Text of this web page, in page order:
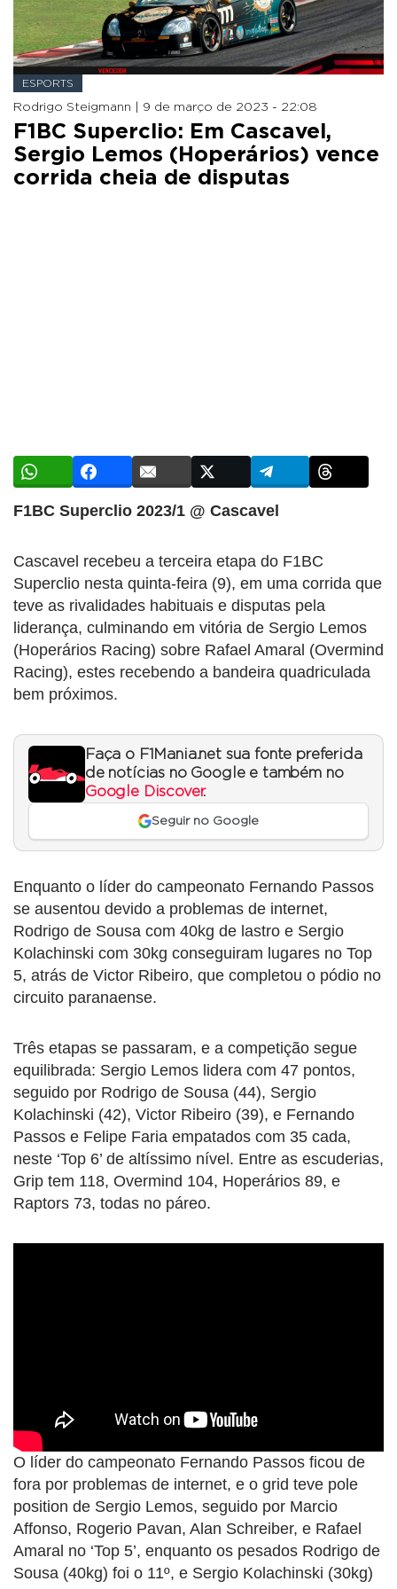
ESPORTS
Rodrigo Steigmann | 9 de março de 2023 - 22:08
F1BC Superclio: Em Cascavel,
Sergio Lemos (Hoperários) vence
corrida cheia de disputas
F1BC Superclio 2023/1 @ Cascavel
Cascavel recebeu a terceira etapa do F1BC
Superclio nesta quinta-feira (9), em uma corrida que
teve as rivalidades habituais e disputas pela
liderança, culminando em vitória de Sergio Lemos
(Hoperários Racing) sobre Rafael Amaral (Overmind
Racing), estes recebendo a bandeira quadriculada
bem próximos.
Faça o F1Mania.net sua fonte preferida
de notícias no Google e também no
Google Discover.
Seguir no Google
Enquanto o líder do campeonato Fernando Passos
se ausentou devido a problemas de internet,
Rodrigo de Sousa com 40kg de lastro e Sergio
Kolachinski com 30kg conseguiram lugares no Top
5, atrás de Victor Ribeiro, que completou o pódio no
circuito paranaense.
Três etapas se passaram, e a competição segue
equilibrada: Sergio Lemos lidera com 47 pontos,
seguido por Rodrigo de Sousa (44), Sergio
Kolachinski (42), Victor Ribeiro (39), e Fernando
Passos e Felipe Faria empatados com 35 cada,
neste ‘Top 6’ de altíssimo nível. Entre as escuderias,
Grip tem 118, Overmind 104, Hoperários 89, e
Raptors 73, todas no páreo.
O líder do campeonato Fernando Passos ficou de
fora por problemas de internet, e o grid teve pole
position de Sergio Lemos, seguido por Marcio
Affonso, Rogerio Pavan, Alan Schreiber, e Rafael
Amaral no ‘Top 5’, enquanto os pesados Rodrigo de
Sousa (40kg) foi o 11º, e Sergio Kolachinski (30kg)